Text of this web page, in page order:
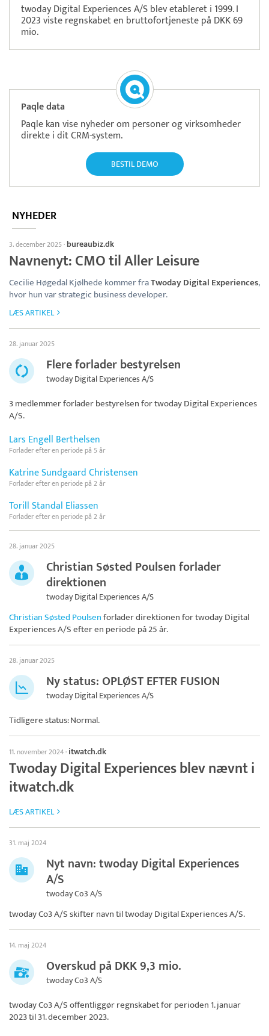
twoday Digital Experiences A/S blev etableret i 1999. I
2023 viste regnskabet en bruttofortjeneste på DKK 69
mio.
Paqle data
Paqle kan vise nyheder om personer og virksomheder
direkte i dit CRM-system.
BESTIL DEMO
NYHEDER
3. december 2025· bureaubiz.dk
Navnenyt: CMO til Aller Leisure
Cecilie Høgedal Kjølhede kommer fraTwoday Digital Experiences,
hvor hun var strategic business developer.
LÆS ARTIKEL
28. januar 2025
Flere forlader bestyrelsen
twoday Digital Experiences A/S
3 medlemmer forlader bestyrelsen fortwoday Digital Experiences
A/S.
Lars Engell Berthelsen
Forlader efter en periode på 5 år
Katrine Sundgaard Christensen
Forlader efter en periode på 2 år
Torill Standal Eliassen
Forlader efter en periode på 2 år
28. januar 2025
Christian Søsted Poulsen forlader
direktionen
twoday Digital Experiences A/S
Christian Søsted Poulsenforlader direktionen fortwoday Digital
Experiences A/Sefter en periode på 25 år.
28. januar 2025
Ny status: OPLØST EFTER FUSION
twoday Digital Experiences A/S
Tidligere status: Normal.
11. november 2024· itwatch.dk
Twoday Digital Experiences blev nævnt i
itwatch.dk
LÆS ARTIKEL
31. maj 2024
Nyt navn: twoday Digital Experiences
A/S
twoday Co3 A/S
twoday Co3 A/S skifter navn tiltwoday Digital Experiences A/S.
14. maj 2024
Overskud på DKK 9,3 mio.
twoday Co3 A/S
twoday Co3 A/Soffentliggør regnskabet for perioden 1. januar
2023 til 31. december 2023.